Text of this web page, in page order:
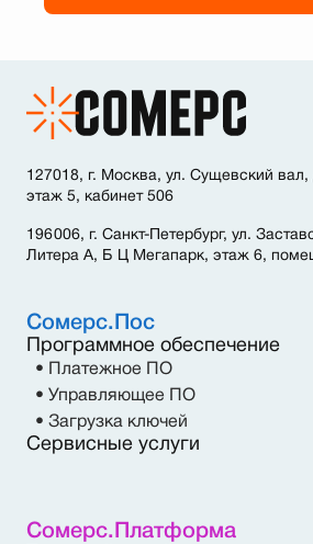
127018, г. Москва, ул. Сущевский
этаж 5, кабинет 506
196 006, г. Санкт-Петербург, ул.
Литера А, Б Ц Мегапарк, этаж 6,
Сомерс.Пос
Программное обеспечение
• Платежное ПО
• Управляющее ПО
• Загрузка ключей
Сервисные услуги
Сомерс.Платформа